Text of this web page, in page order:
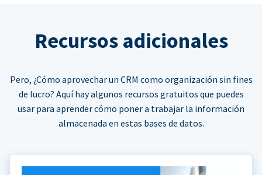
Recursos adicionales
Pero, ¿Cómo aprovechar un CRM como organización sin fines
de lucro? Aquí hay algunos recursos gratuitos que puedes
usar para aprender cómo poner a trabajar la información
almacenada en estas bases de datos.